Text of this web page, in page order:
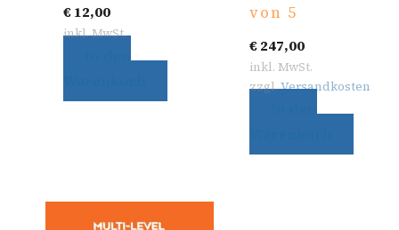
€12,00
inkl. MwSt.
In den
von 5
€247,00
inkl. MwSt.
zzgl.Versandkosten